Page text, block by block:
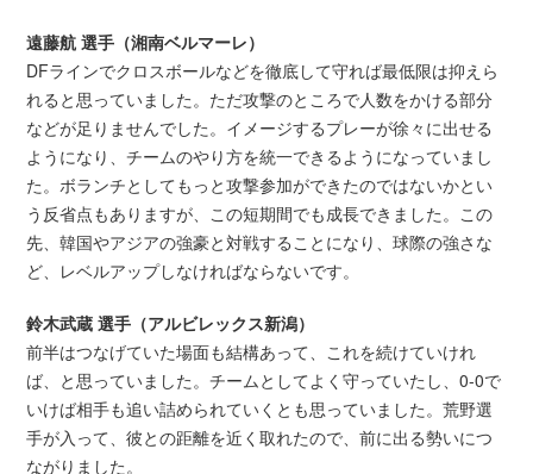
遠藤航 選手（湘南ベルマーレ）
DFラインでクロスボールなどを徹底して守れば最低限は抑えら
れると思っていました。ただ攻撃のところで人数をかける部分
などが足りませんでした。イメージするプレーが徐々に出せる
ようになり、チームのやり方を統一できるようになっていまし
た。ボランチとしてもっと攻撃参加ができたのではないかとい
う反省点もありますが、この短期間でも成長できました。この
先、韓国やアジアの強豪と対戦することになり、球際の強さな
ど、レベルアップしなければならないです。
鈴木武蔵 選手（アルビレックス新潟）
前半はつなげていた場面も結構あって、これを続けていけれ
ば、と思っていました。チームとしてよく守っていたし、0-0で
いけば相手も追い詰められていくとも思っていました。荒野選
手が入って、彼との距離を近く取れたので、前に出る勢いにつ
ながりました。